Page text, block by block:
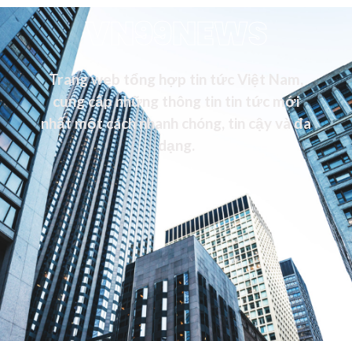
VN99NEWS
Trang web tổng hợp tin tức Việt Nam,
cung cấp những thông tin tin tức mới
nhất một cách nhanh chóng, tin cậy và đa
dạng.